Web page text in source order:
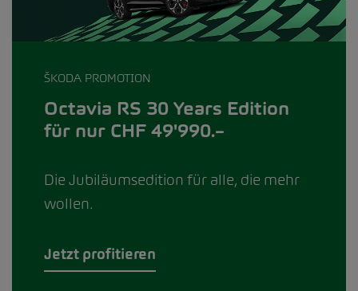
ŠKODA PROMOTION
Octavia RS 30 Years Edition
für nur CHF 49'990.–
Die Jubiläumsedition für alle, die mehr
wollen.
Jetzt profitieren